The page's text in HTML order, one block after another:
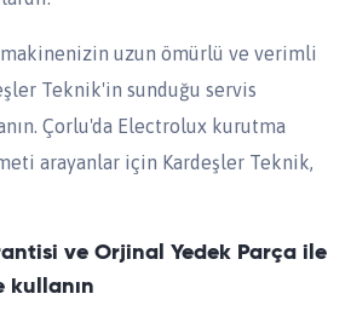
uzun ömürlü ve verimli
Teknik'in sunduğu servis
Çorlu'da Electrolux kurutma
arayanlar için Kardeşler Teknik,
ve Orjinal Yedek Parça ile
kullanın